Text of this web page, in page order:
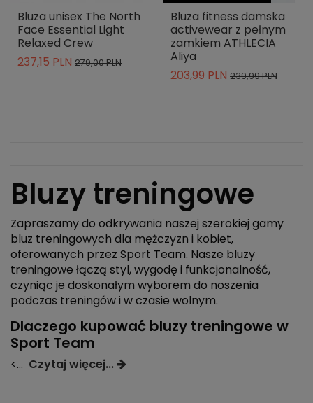
Bluza unisex The North
Face Essential Light
Relaxed Crew
237,15 PLN 279,00 PLN
Bluza fitness damska
activewear z pełnym
zamkiem ATHLECIA
Aliya
203,99 PLN 239,99 PLN
Bluzy treningowe
Zapraszamy do odkrywania naszej szerokiej gamy
bluz treningowych dla mężczyzn i kobiet,
oferowanych przez Sport Team. Nasze bluzy
treningowe łączą styl, wygodę i funkcjonalność,
czyniąc je doskonałym wyborem do noszenia
podczas treningów i w czasie wolnym.
Dlaczego kupować bluzy treningowe w
Sport Team
<... Czytaj więcej...